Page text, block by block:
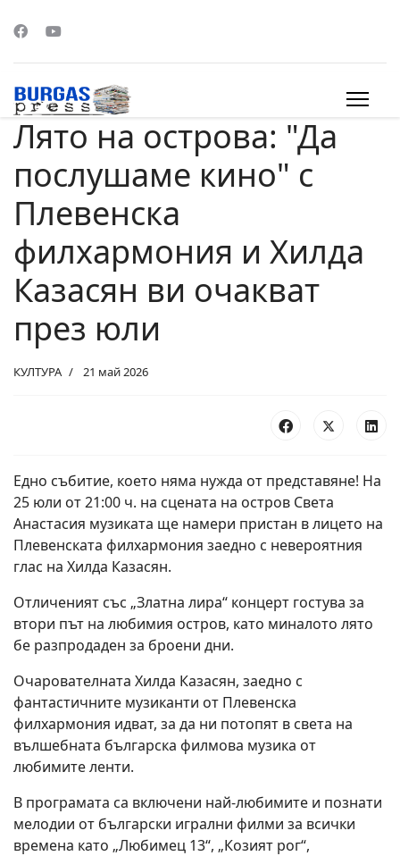
Лято на острова: "Да
послушаме кино" с
Плевенска
филхармония и Хилда
Казасян ви очакват
през юли
КУЛТУРА 21 май 2026
Едно събитие, което няма нужда от представяне! На
25 юли от 21:00 ч. на сцената на остров Света
Анастасия музиката ще намери пристан в лицето на
Плевенската филхармония заедно с невероятния
глас на Хилда Казасян.
Отличеният със „Златна лира“ концерт гостува за
втори път на любимия остров, като миналото лято
бе разпродаден за броени дни.
Очарователната Хилда Казасян, заедно с
фантастичните музиканти от Плевенска
филхармония идват, за да ни потопят в света на
вълшебната българска филмова музика от
любимите ленти.
В програмата са включени най-любимите и познати
мелодии от български игрални филми за всички
времена като „Любимец 13“, „Козият рог“,